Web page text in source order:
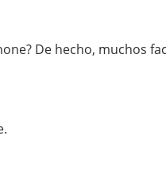
De hecho, muchos